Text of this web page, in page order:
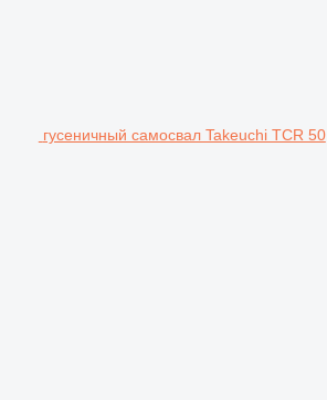
гусеничный самосвал Takeuchi TCR 50